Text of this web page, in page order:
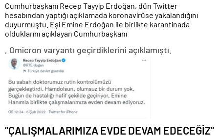
Cumhurbaşkanı Recep Tayyip Erdoğan, dün Twitter
hesabından yaptığı açıklamada koronavirüse yakalandığını
duyurmuştu. Eşi Emine Erdoğan ile birlikte karantinada
olduklarını açıklayan Cumhurbaşkanı
, Omicron varyantı geçirdiklerini açıklamıştı.
”ÇALIŞMALARIMIZA EVDE DEVAM EDECEĞİZ”